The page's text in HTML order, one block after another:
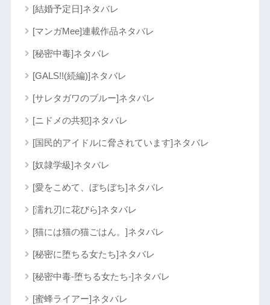
[結婚予定日]ネタバレ
[マンガMee]連載作品ネタバレ
[秘密中毒]ネタバレ
[GALS!!(続編)]ネタバレ
[サレタガワのブルー]ネタバレ
[ニドメの共犯]ネタバレ
[国民的アイドルに脅されています]ネタバレ
[奴隷学級]ネタバレ
[愛をこめて、ぼちぼち]ネタバレ
[濡れ刃に花びら]ネタバレ
[猫には猫の猫ごはん。]ネタバレ
[秘密に堕ちる女たち]ネタバレ
[秘密中毒-堕ちる女たち-]ネタバレ
[蜜蜂ライアー]ネタバレ